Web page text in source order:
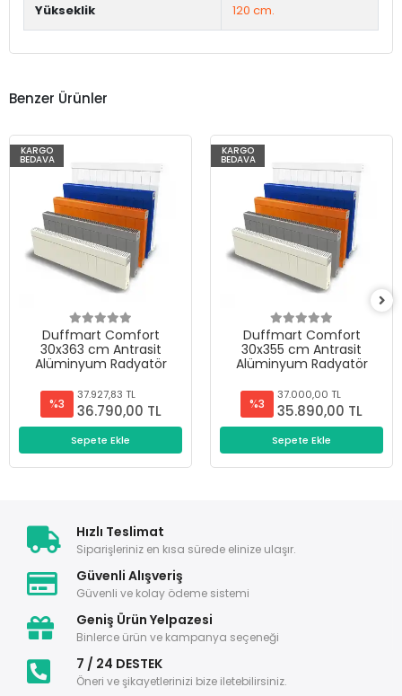
Yükseklik 120 cm.
Benzer Ürünler
KARGO
BEDAVA
Duffmart Comfort
30x363 cm Antrasit
Alüminyum Radyatör
%3
37.927,83 TL
36.790,00 TL
Sepete Ekle
KARGO
BEDAVA
Duffmart Comfort
30x355 cm Antrasit
Alüminyum Radyatör
%3
37.000,00 TL
35.890,00 TL
Sepete Ekle
Hızlı Teslimat
Siparişleriniz en kısa sürede elinize ulaşır.
Güvenli Alışveriş
Güvenli ve kolay ödeme sistemi
Geniş Ürün Yelpazesi
Binlerce ürün ve kampanya seçeneği
7 / 24 DESTEK
Öneri ve şikayetlerinizi bize iletebilirsiniz.